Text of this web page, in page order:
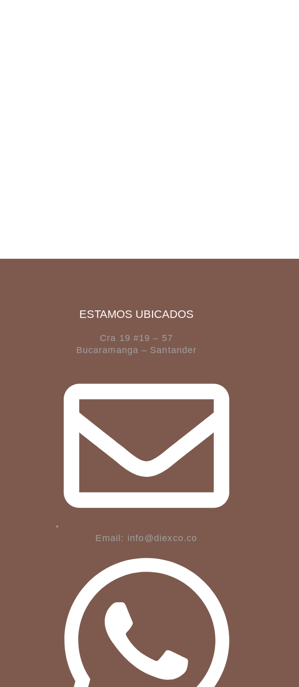
ESTAMOS UBICADOS
Cra 19 #19 – 57
Bucaramanga – Santander
Email: info@diexco.co